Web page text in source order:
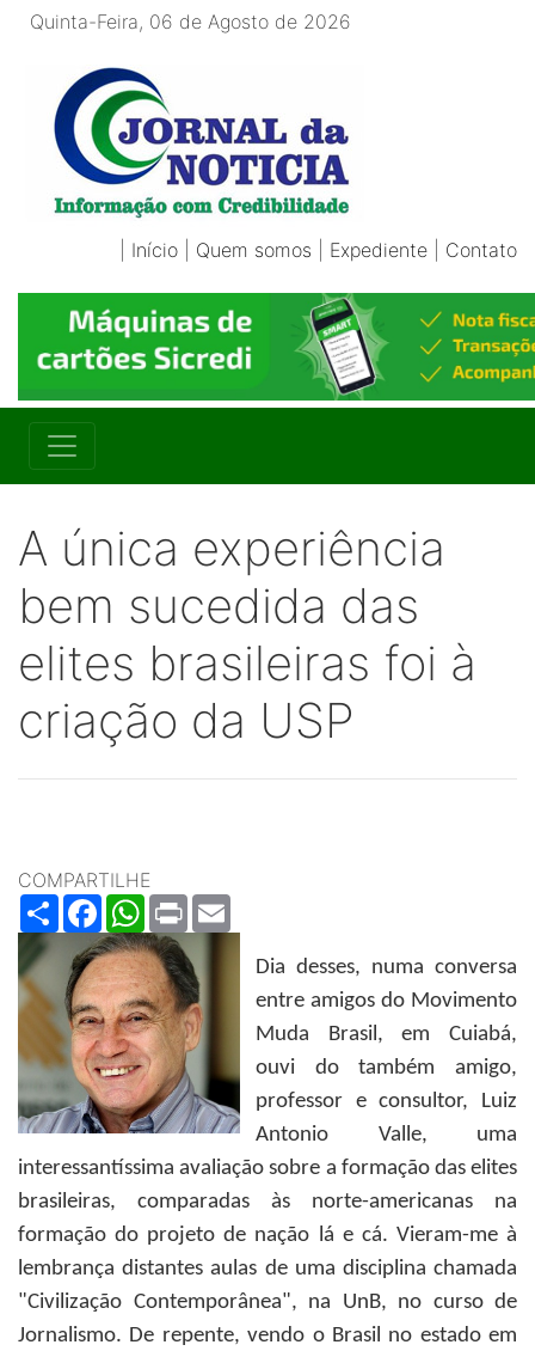
Quinta-Feira, 06 de Agosto de 2026
Início Quem somos Expediente Contato
A única experiência
bem sucedida das
elites brasileiras foi à
criação da USP
COMPARTILHE
ShareFacebookWhatsApp
Print
Dia desses, numa conversa
entre amigos do Movimento
Muda Brasil, em Cuiabá,
ouvi do também amigo,
professor e consultor, Luiz
Antonio Valle, uma
interessantíssima avaliação sobre a formação das elites
brasileiras, comparadas às norte-americanas na
formação do projeto de nação lá e cá. Vieram-me à
lembrança distantes aulas de uma disciplina chamada
"Civilização Contemporânea", na UnB, no curso de
Jornalismo. De repente, vendo o Brasil no estado em